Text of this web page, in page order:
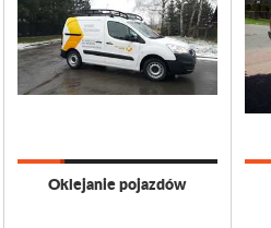
Oklejanie pojazdów